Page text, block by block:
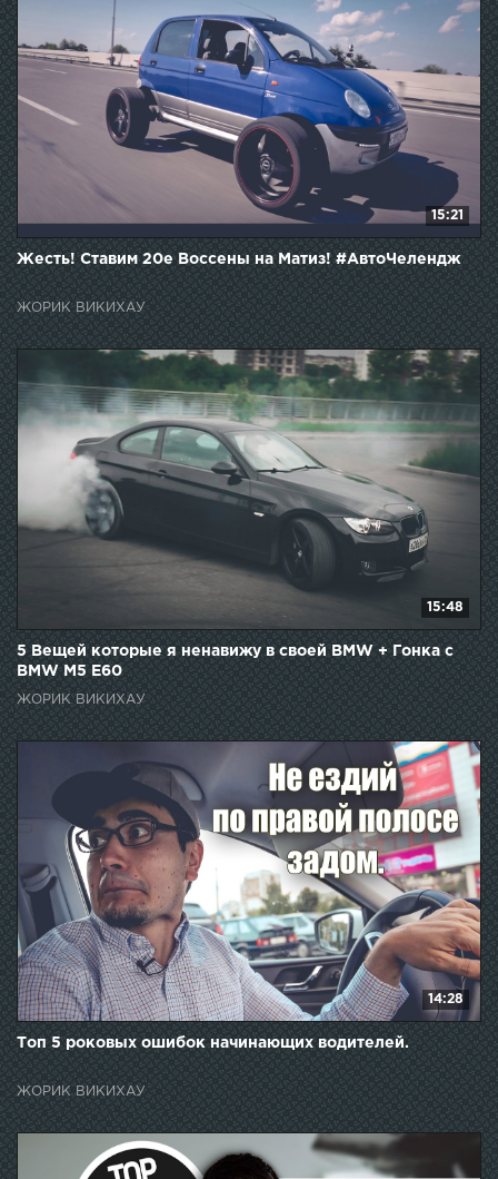
15:21
Жесть! Ставим 20е Воссены на Матиз! #АвтоЧелендж
ЖОРИК ВИКИХАУ
15:48
5 Вещей которые я ненавижу в своей BMW + Гонка с
BMW M5 E60
ЖОРИК ВИКИХАУ
14:28
Топ 5 роковых ошибок начинающих водителей.
ЖОРИК ВИКИХАУ